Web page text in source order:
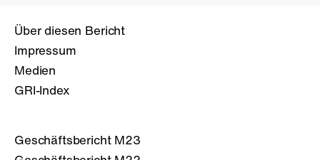
Über diesen Bericht
Impressum
Medien
GRI-Index
Geschäftsbericht M23